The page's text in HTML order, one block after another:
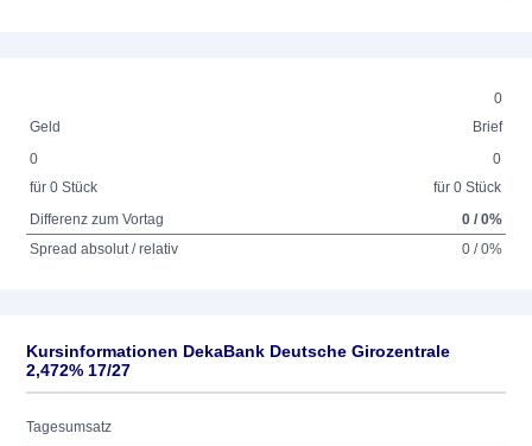
0
Geld
Brief
0
für 0 Stück
0
für 0 Stück
Differenz zum Vortag
0 / 0%
Spread absolut / relativ
0 / 0%
Kursinformationen DekaBank Deutsche Girozentrale
2,472% 17/27
Tagesumsatz